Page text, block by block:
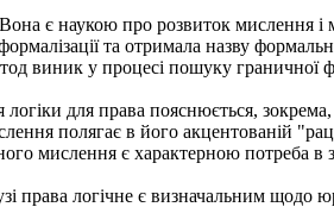
є наукою про розвиток мислення і
та отримала назву
виник у процесі пошуку граничної
для права пояснюється,
полягає в його акцентованій
мислення є характерною потреба в
права логічне є визначальним щодо